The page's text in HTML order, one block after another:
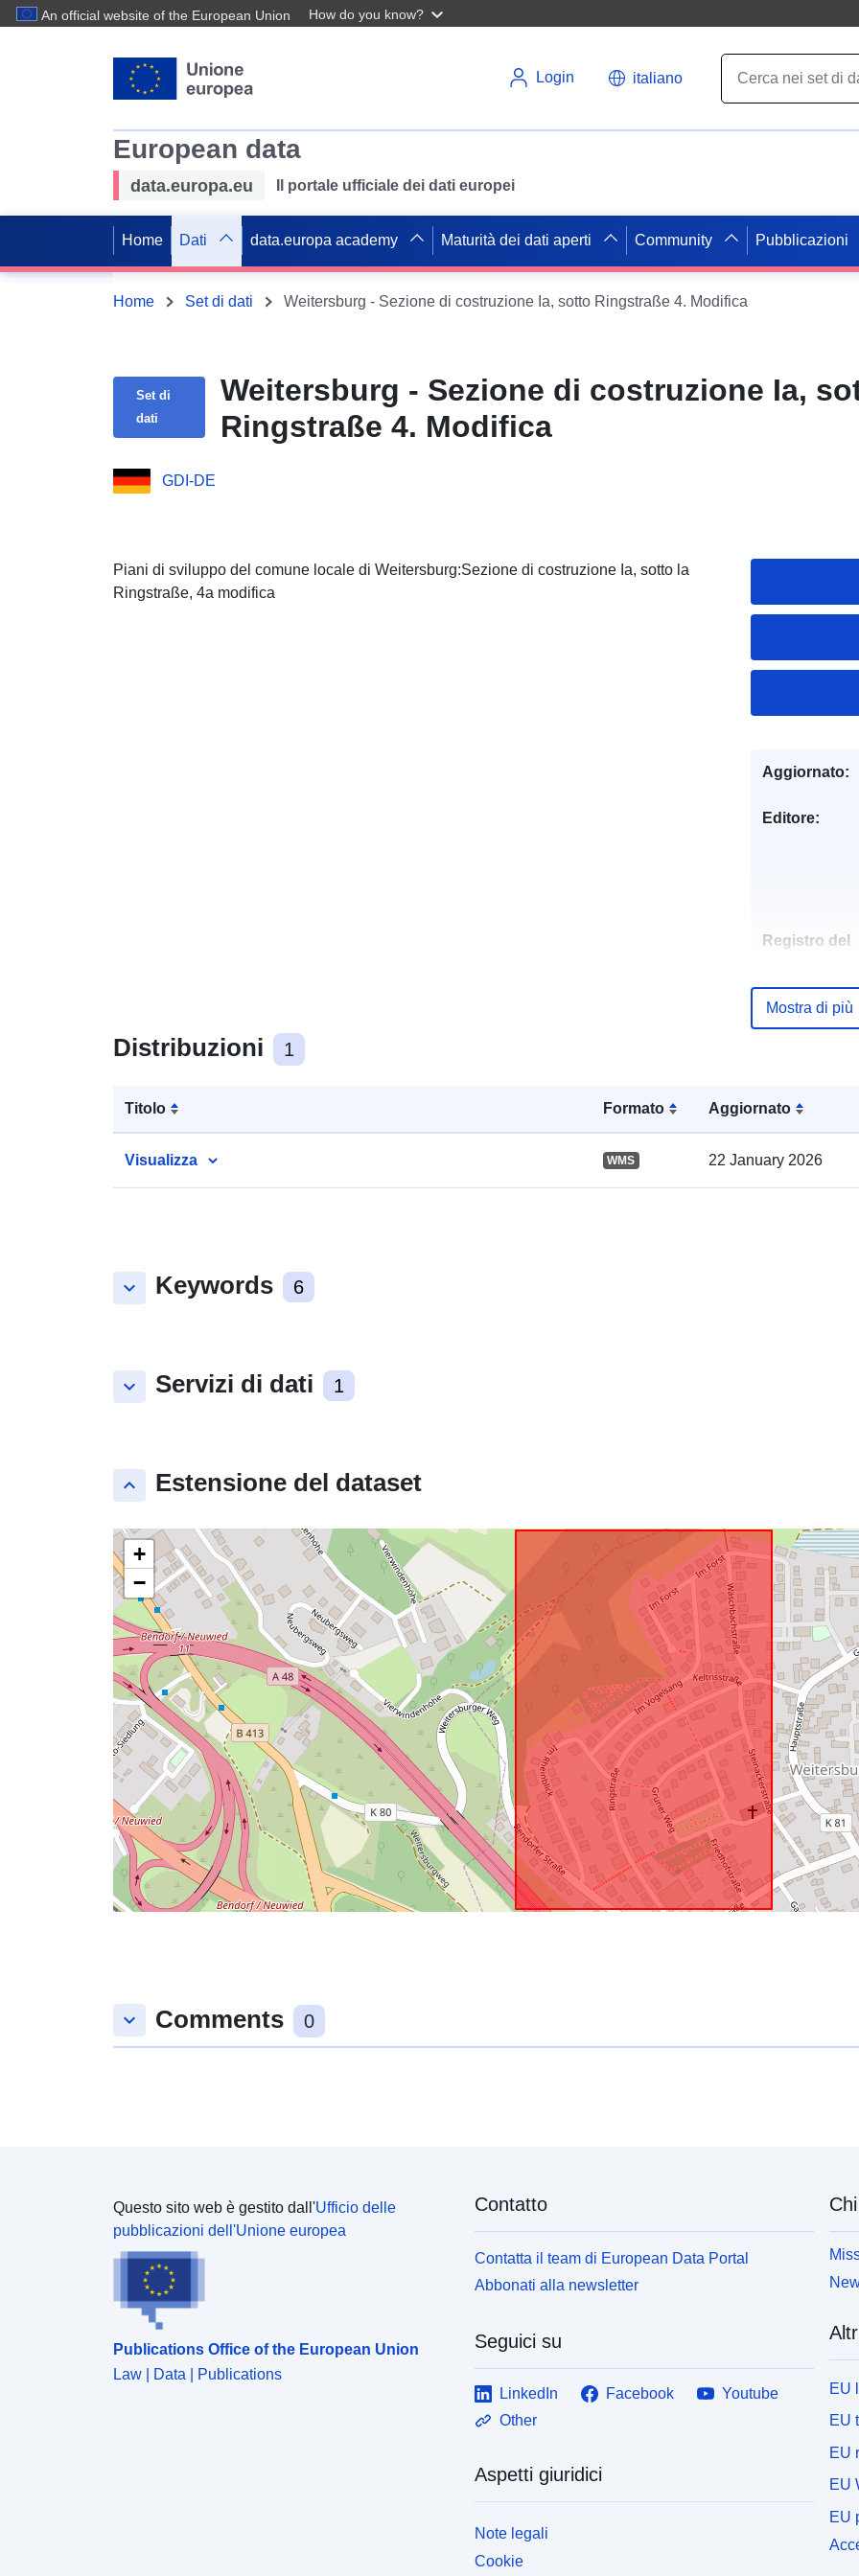
An official website of the European Union How do you know?
Login italiano
European data
data.europa.eu Il portale ufficiale dei dati europei
Home Dati data.europa academy Maturità dei dati aperti Community Pubblicazioni
Home Set di dati Weitersburg - Sezione di costruzione Ia, sotto Ringstraße 4. Modifica
Set di
dati
Weitersburg - Sezione di costruzione Ia,
Ringstraße 4. Modifica
GDI-DE
Piani di sviluppo del comune locale di Weitersburg:Sezione di costruzione Ia, sotto la
Ringstraße, 4a modifica
Distribuzioni 1
Titolo Formato Aggiornato
Visualizza WMS 22 January 2026
keyboard_arrow_down Keywords 6
keyboard_arrow_down Servizi di dati 1
keyboard_arrow_up Estensione del dataset
+
−
Aggiornato:
Editore:
Registro del
Mostra di più
keyboard_arrow_down Comments 0
Questo sito web è gestito dall'Ufficio delle
pubblicazioni dell'Unione europea
Publications Office of the European Union
Law | Data | Publications
Contatto
Contatta il team di European Data Portal
Abbonati alla newsletter
Seguici su
LinkedIn Facebook
Youtube
Other
Aspetti giuridici
Note legali
Cookie
EU
EU
EU
EU
EU